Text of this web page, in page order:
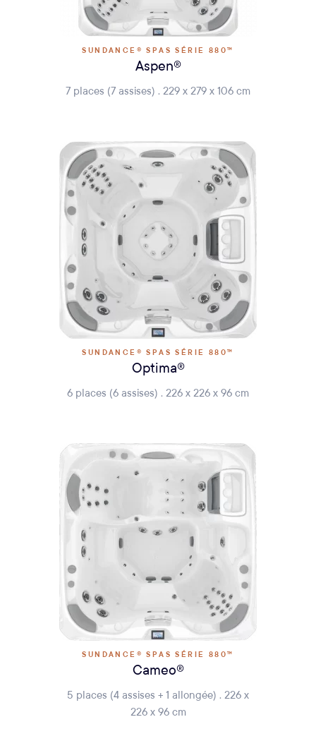
SUNDANCE® SPAS SÉRIE 880™
Aspen®
7 places (7 assises) . 229 x 279 x 106 cm
SUNDANCE® SPAS SÉRIE 880™
Optima®
6 places (6 assises) . 226 x 226 x 96 cm
SUNDANCE® SPAS SÉRIE 880™
Cameo®
5 places (4 assises + 1 allongée) . 226 x
226 x 96 cm